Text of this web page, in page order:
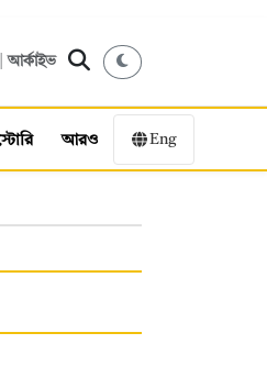
|আর্কাইভ
আরও Eng